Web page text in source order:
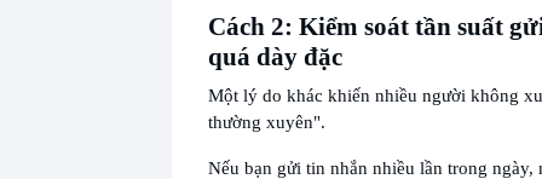
Cách 2: Kiểm soát tần suất
quá dày đặc
Một lý do khác khiến nhiều người không
thường xuyên".
Nếu bạn gửi tin nhắn nhiều lần trong ngày,